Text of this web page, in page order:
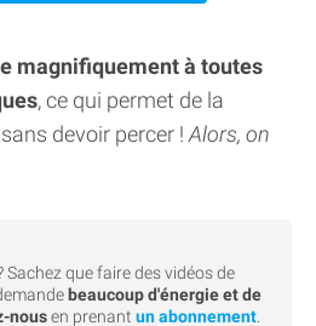
magnifiquement à toutes
, ce qui permet de la
devoir percer ! Alors, on
Sachez que faire des vidéos de
beaucoup d'énergie et de
nousen prenant un abonnement